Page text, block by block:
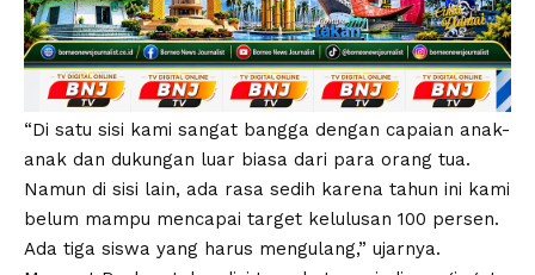
“Di satu sisi kami sangat bangga dengan capaian anak-
anak dan dukungan luar biasa dari para orang tua.
Namun di sisi lain, ada rasa sedih karena tahun ini kami
belum mampu mencapai target kelulusan 100 persen.
Ada tiga siswa yang harus mengulang,” ujarnya.